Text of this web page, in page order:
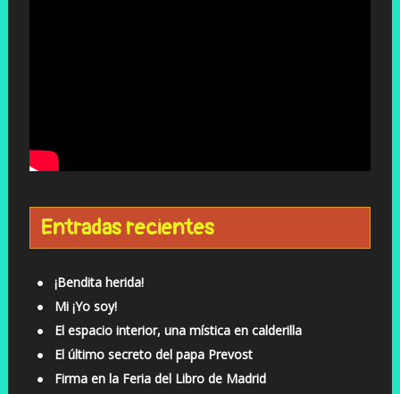
Entradas recientes
¡Bendita herida!
Mi ¡Yo soy!
El espacio interior, una mística en calderilla
El último secreto del papa Prevost
Firma en la Feria del Libro de Madrid